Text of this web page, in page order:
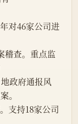
稽查。重点监
政府通报风
。